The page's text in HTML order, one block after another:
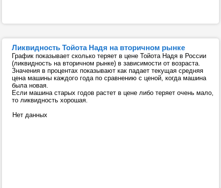
Ликвидность Тойота Надя на вторичном рынке
График показывает сколько теряет в цене Тойота Надя в России
(ликвидность на вторичном рынке) в зависимости от возраста.
Значения в процентах показывают как падает текущая средняя
цена машины каждого года по сравнению с ценой, когда машина
была новая.
Если машина старых годов растет в цене либо теряет очень мало,
то ликвидность хорошая.
Нет данных